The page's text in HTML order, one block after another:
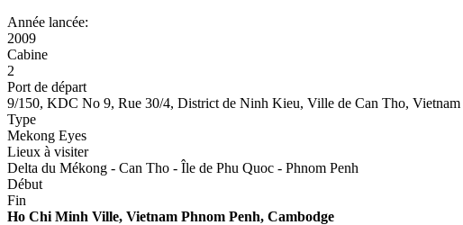
Année lancée:
2009
Cabine
2
Port de départ
9/150, KDC No 9, Rue 30/4, District de Ninh Kieu, Ville de Can Tho, Vietnam
Type
Mekong Eyes
Lieux à visiter
Delta du Mékong - Can Tho - Île de Phu Quoc - Phnom Penh
Début
Fin
Ho Chi Minh Ville, Vietnam Phnom Penh, Cambodge